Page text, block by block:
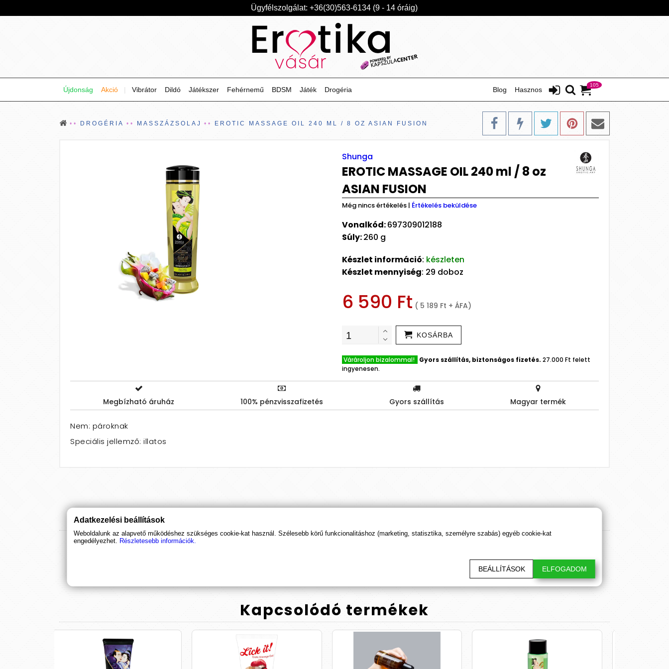
Ügyfélszolgálat: +36(30)563-6134 (9 - 14 óráig)
105
Hasznos
Újdonság Blog
Akció | Vibrátor Dildó Játékszer Fehérnemű BDSM Játék Drogéria
DROGÉRIA MASSZÁZSOLAJ EROTIC MASSAGE OIL 240 ML / 8 OZ ASIAN FUSION
Shunga
EROTIC MASSAGE OIL 240 ml / 8 oz
ASIAN FUSION
Még nincs értékelés | Értékelés beküldése
Vonalkód:697309012188
Súly:260 g
Készlet információ: készleten
Készlet mennyiség: 29 doboz
6 590 Ft ( 5 189 Ft + ÁFA)
KOSÁRBA
Várároljon bizalommal! Gyors szállítás, biztonságos fizetés. 27.000 Ft felett
ingyenesen.
Megbízható áruház 100% pénzvisszafizetés Gyors szállítás Magyar termék
Nem: pároknak
Speciális jellemző: illatos
Kapcsolódó termékek
Adatkezelési beállítások
Weboldalunk az alapvető működéshez szükséges cookie-kat használ. Szélesebb körű funkcionalitáshoz (marketing, statisztika, személyre szabás) egyéb cookie-kat
engedélyezhet. Részletesebb információk.
BEÁLLÍTÁSOK ELFOGADOM